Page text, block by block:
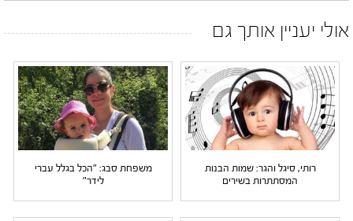
אולי יעניין אותך גם
רותי, סיגל והגר: שמות הבנות
המסתתרות בשירים
משפחת סבג: "הכל בגלל עברי
לידר"